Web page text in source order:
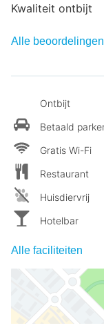
Kwaliteit ontbijt
Alle
Ontbijt
Betaald
Gratis Wi-Fi
Restaurant
Huisdiervrij
Hotelbar
Alle faciliteiten